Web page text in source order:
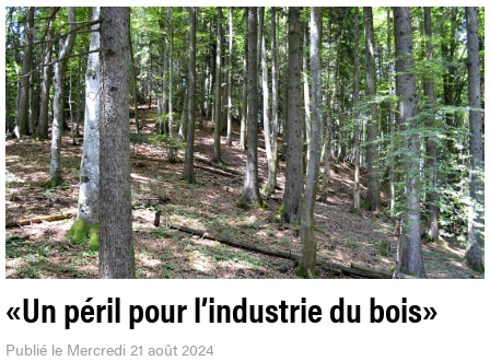
«Un péril pour l’industrie du bois»
Publié le Mercredi 21 août 2024